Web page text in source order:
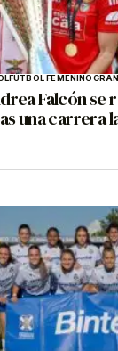
FÚTBOL FEMENINO
Falcón
una carrera